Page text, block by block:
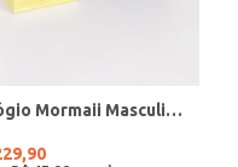
Relógio Mormaii Masculino PRETO
,90